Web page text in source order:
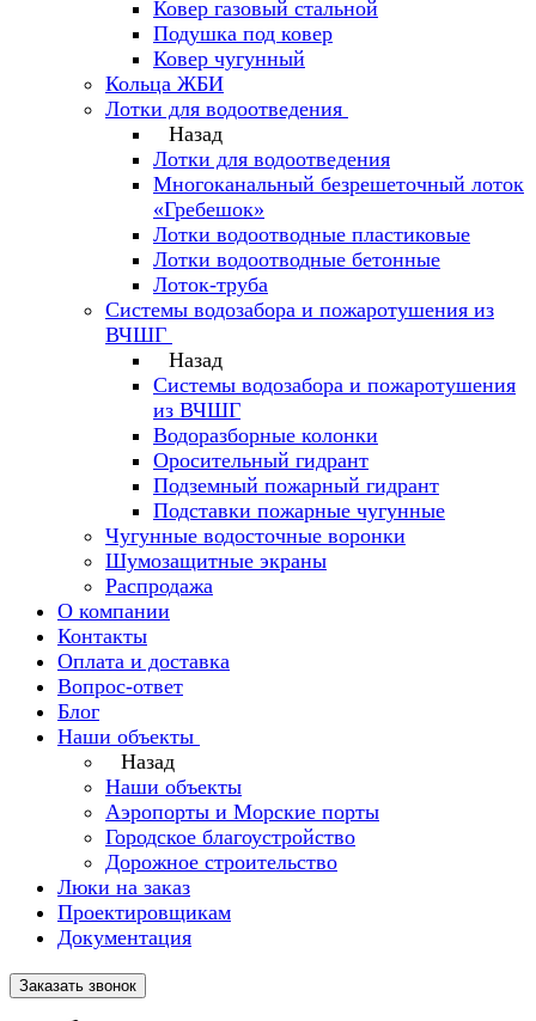
Ковер газовый стальной
Подушка под ковер
Ковер чугунный
Кольца ЖБИ
Лотки для водоотведения
Назад
Лотки для водоотведения
Многоканальный безрешеточный лоток
«Гребешок»
Лотки водоотводные пластиковые
Лотки водоотводные бетонные
Лоток-труба
Системы водозабора и пожаротушения из
ВЧШГ
Назад
Системы водозабора и пожаротушения
из ВЧШГ
Водоразборные колонки
Оросительный гидрант
Подземный пожарный гидрант
Подставки пожарные чугунные
Чугунные водосточные воронки
Шумозащитные экраны
Распродажа
О компании
Контакты
Оплата и доставка
Вопрос-ответ
Блог
Наши объекты
Назад
Наши объекты
Аэропорты и Морские порты
Городское благоустройство
Дорожное строительство
Люки на заказ
Проектировщикам
Документация
Заказать звонок